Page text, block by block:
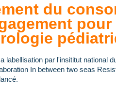
du
labellisation par l'insititut national
In between two seas